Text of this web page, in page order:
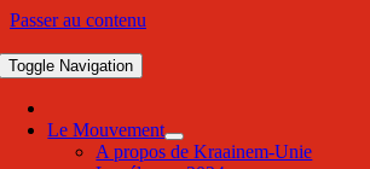
Passer au contenu
Toggle Navigation
Le Mouvement
A propos de Kraainem-Unie